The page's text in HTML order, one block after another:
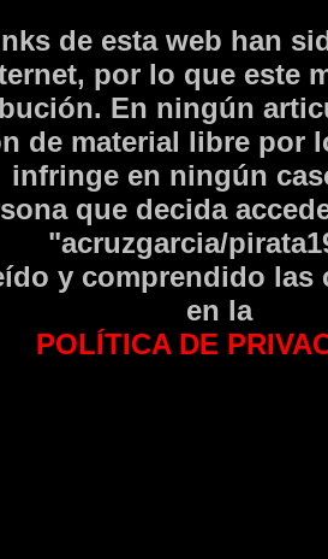
de esta web han
por lo que este
En ningún
de material libre por
infringe en ningún
que decida
"acruzgarcia/
y comprendido las
en la
POLÍTICA DE